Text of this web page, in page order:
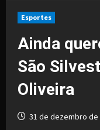
Esportes
Ainda
São
Oliveira
31 de dezembro de